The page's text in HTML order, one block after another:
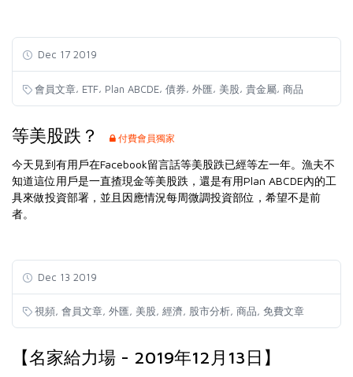
Dec 17 2019
會員文章, ETF, Plan ABCDE, 債券, 外匯, 美股, 貴金屬, 商品
等美股跌？ 付費會員獨家
今天見到有用戶在Facebook留言話等美股跌已經等左一年。漁夫不
知道這位用戶是一直揸現金等美股跌，還是有用Plan ABCDE內的工
具來做投資部署，並且因應情況每周微調投資部位，希望不是前
者。
Dec 13 2019
視頻 會員文章 外匯 美股 經濟 股市分析 商品 免費文章
【名家給力場 - 2019年12月13日】